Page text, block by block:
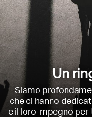
Un
Siamo
che ci hanno
e il loro impegno